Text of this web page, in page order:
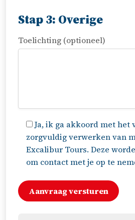
Stap 3: Overige
Toelichting (optioneel)
Ja, ik ga akkoord met het
zorgvuldig verwerken van
Excalibur Tours. Deze
om contact met je op te